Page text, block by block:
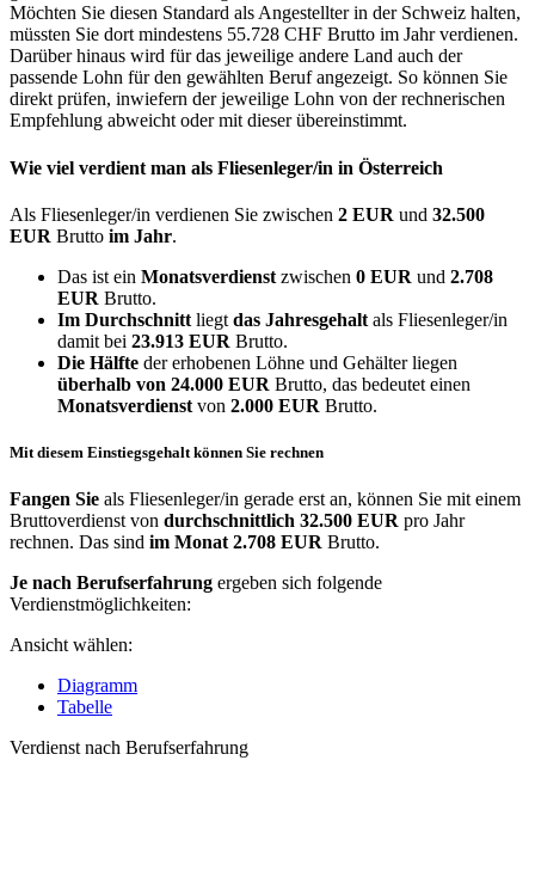
Möchten Sie diesen Standard als Angestellter in der Schweiz halten,
müssten Sie dort mindestens 55.728 CHF Brutto im Jahr verdienen.
Darüber hinaus wird für das jeweilige andere Land auch der
passende Lohn für den gewählten Beruf angezeigt. So können Sie
direkt prüfen, inwiefern der jeweilige Lohn von der rechnerischen
Empfehlung abweicht oder mit dieser übereinstimmt.
Wie viel verdient man als Fliesenleger/in in Österreich
Als Fliesenleger/in verdienen Sie zwischen 2 EUR und 32.500
EUR Brutto im Jahr.
Das ist ein Monatsverdienst zwischen 0 EUR und 2.708
EUR Brutto.
Im Durchschnitt liegt das Jahresgehalt als Fliesenleger/in
damit bei 23.913 EUR Brutto.
Die Hälfte der erhobenen Löhne und Gehälter liegen
überhalb von 24.000 EUR Brutto, das bedeutet einen
Monatsverdienst von 2.000 EUR Brutto.
Mit diesem Einstiegsgehalt können Sie rechnen
Fangen Sie als Fliesenleger/in gerade erst an, können Sie mit einem
Bruttoverdienst von durchschnittlich 32.500 EUR pro Jahr
rechnen. Das sind im Monat 2.708 EUR Brutto.
Je nach Berufserfahrung ergeben sich folgende
Verdienstmöglichkeiten:
Ansicht wählen:
Diagramm
Tabelle
Verdienst nach Berufserfahrung